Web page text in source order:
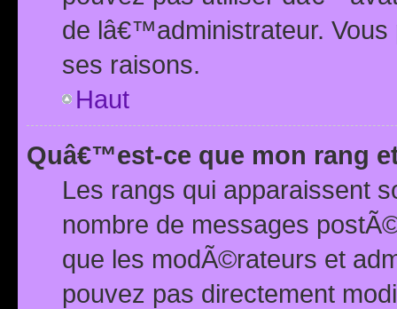
de lâ€™administrateur.
ses raisons.
Haut
Quâ€™est-ce que mon rang
Les rangs qui apparaissent
nombre de messages
que les modÃ©rateurs et
pouvez pas directement